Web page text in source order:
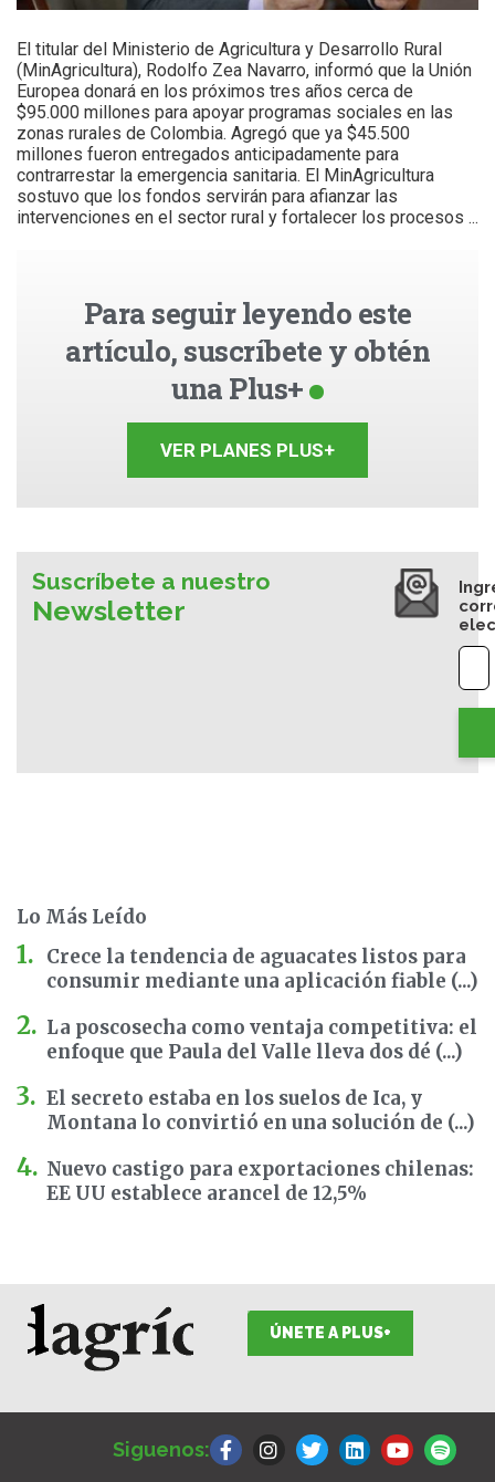
El titular del Ministerio de Agricultura y Desarrollo Rural
(MinAgricultura), Rodolfo Zea Navarro, informó que la Unión
Europea donará en los próximos tres años cerca de
$95.000 millones para apoyar programas sociales en las
zonas rurales de Colombia. Agregó que ya $45.500
millones fueron entregados anticipadamente para
contrarrestar la emergencia sanitaria. El MinAgricultura
sostuvo que los fondos servirán para afianzar las
intervenciones en el sector rural y fortalecer los procesos ...
Para seguir leyendo este
artículo, suscríbete y obtén
una Plus+
VER PLANES PLUS+
Suscríbete a nuestro
Newsletter
Lo Más Leído
Crece la tendencia de aguacates listos para
consumir mediante una aplicación fiable (...)
La poscosecha como ventaja competitiva: el
enfoque que Paula del Valle lleva dos dé (...)
El secreto estaba en los suelos de Ica, y
Montana lo convirtió en una solución de (...)
Nuevo castigo para exportaciones chilenas:
EE UU establece arancel de 12,5%
ÚNETE A PLUS+
Siguenos:
F
a
c
I
n
s
T
w
i
L
i
n
Y
o
u
S
p
o